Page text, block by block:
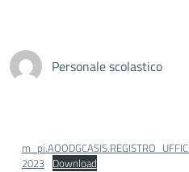
Personale scolastico
2023 Download